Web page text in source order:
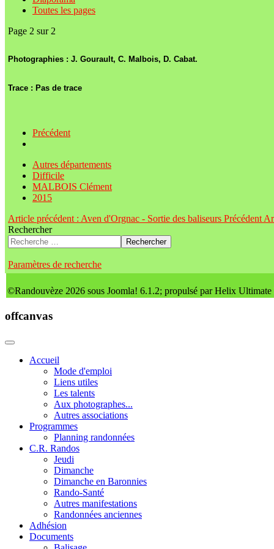
Toutes les pages
Page 2 sur 2
Photographies : J. Gourault, C. Malbois, D. Cabat.
Trace : Pas de trace
Précédent
Autres départements
Difficile
MALBOIS Clément
2015
Article précédent : Aven d'Orgnac - Sortie des baliseurs Précédent
Rechercher
Rechercher
Paramètres de recherche
©Randouvèze 2026 sous Joomla! 6.1.2; propulsé par Helix Ultimate
offcanvas
Accueil
Mode d'emploi
Liens utiles
Les talents
Aux photographes...
Autres associations
Programmes
Planning randonnées
C.R. Randos
Jeudi
Dimanche
Dimanche en Baronnies
Rando-Santé
Autres manifestations
Randonnées anciennes
Adhésion
Documents